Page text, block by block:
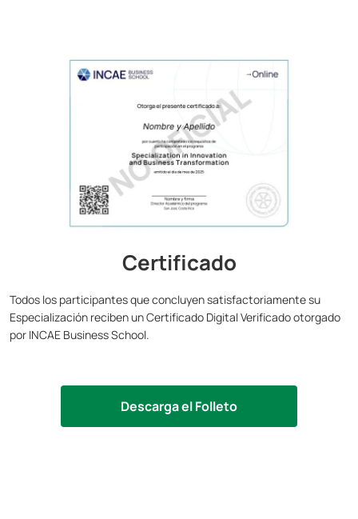
Certificado
Todos los participantes que concluyen satisfactoriamente su
Especialización reciben un Certificado Digital Verificado otorgado
por INCAE Business School.
Descarga el Folleto